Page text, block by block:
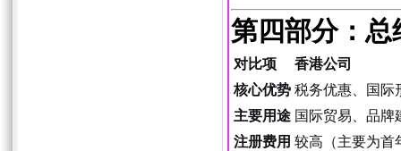
第四部分：
对比项
香港公司
核心优势 税务优惠、国际
主要用途 国际贸易、品牌
注册费用 较高（主要为首